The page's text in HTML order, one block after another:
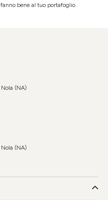
bene al tuo portafoglio.
(NA)
(NA)